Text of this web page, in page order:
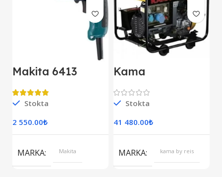
Makita 6413
Stokta
2 550.00₺
MARKA Makita
Kama
Kipor Dizel
Jeneratör Marşlı
Monofaze
Stokta
41 480.00₺
MARKA kama by reis